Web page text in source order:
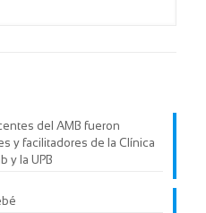
del AMB fueron
y facilitadores de la Clínica
y la UPB